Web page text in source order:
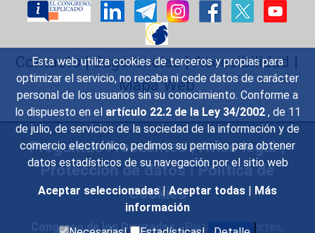
Esta web utiliza cookies de terceros y propias para
optimizar el servicio, no recaba ni cede datos de carácter
personal de los usuarios sin su conocimiento. Conforme a
lo dispuesto en el artículo 22.2 de la Ley 34/2002 , de 11
de julio, de servicios de la sociedad de la información y de
comercio electrónico, pedimos su permiso para obtener
datos estadísticos de su navegación por el sitio web
Aceptar seleccionadas | Aceptar todas | Más
información
Contacto|Sugerencias|Accesibilidad |
Mapa Web
Preguntas Frecuentes|Aviso legal|
Protección de datos|Política de
Cookies
Congreso de los Diputados- Plaza de las Cortes,